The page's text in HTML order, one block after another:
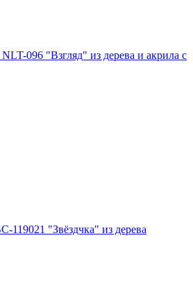
096 "Взгляд" из дерева и акрила с
119021 "Звёздчка" из дерева